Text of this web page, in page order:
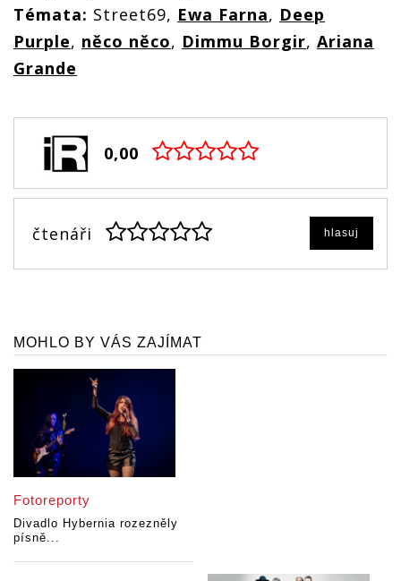
Témata: Street69, Ewa Farna, Deep
Purple, něco něco, Dimmu Borgir, Ariana
Grande
0,00
čtenáři hlasuj
MOHLO BY VÁS ZAJÍMAT
Fotoreporty
Divadlo Hybernia rozezněly
písně...